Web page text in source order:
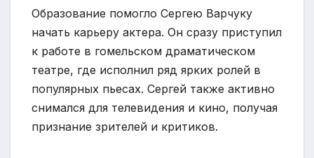
Образование помогло Сергею Варчуку
начать карьеру актера. Он сразу приступил
к работе в гомельском драматическом
театре, где исполнил ряд ярких ролей в
популярных пьесах. Сергей также активно
снимался для телевидения и кино, получая
признание зрителей и критиков.